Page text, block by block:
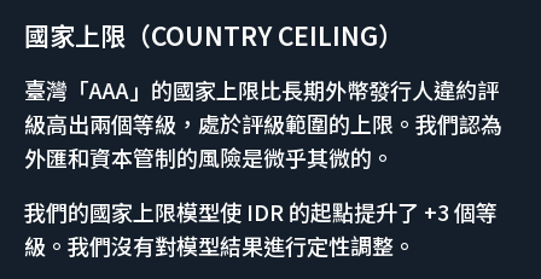
國家上限（COUNTRY CEILING）
臺灣「AAA」的國家上限比長期外幣發行人違約評
級高出兩個等級，處於評級範圍的上限。我們認為
外匯和資本管制的風險是微乎其微的。
我們的國家上限模型使 IDR 的起點提升了 +3 個等
級。我們沒有對模型結果進行定性調整。